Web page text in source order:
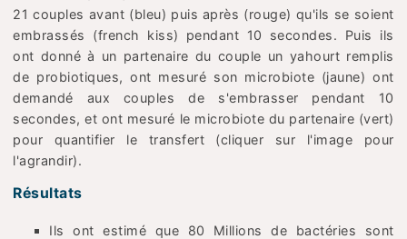
21 couples avant (bleu) puis après (rouge) qu'ils se soient
embrassés (french kiss) pendant 10 secondes. Puis ils
ont donné à un partenaire du couple un yahourt remplis
de probiotiques, ont mesuré son microbiote (jaune) ont
demandé aux couples de s'embrasser pendant 10
secondes, et ont mesuré le microbiote du partenaire (vert)
pour quantifier le transfert (cliquer sur l'image pour
l'agrandir).
Résultats
Ils ont estimé que 80 Millions de bactéries sont